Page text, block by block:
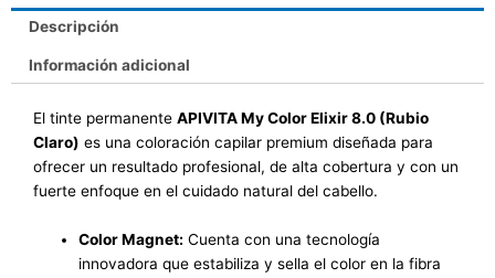
Descripción
Información adicional
El tinte permanente APIVITA My Color Elixir 8.0 (Rubio
Claro) es una coloración capilar premium diseñada para
ofrecer un resultado profesional, de alta cobertura y con un
fuerte enfoque en el cuidado natural del cabello.
Color Magnet: Cuenta con una tecnología
innovadora que estabiliza y sella el color en la fibra